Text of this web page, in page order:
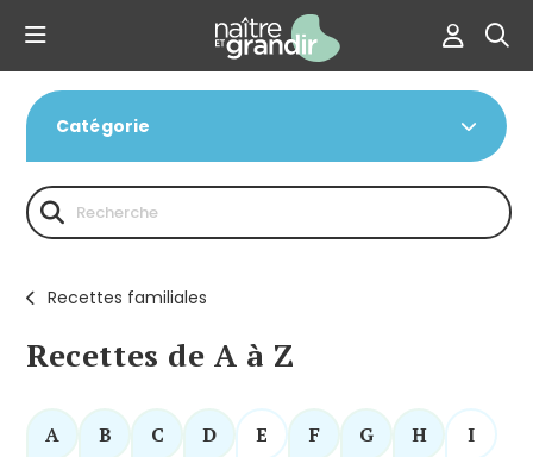
Recettes familiales
Recettes de A à Z
A B C D E F G H I
Catégorie